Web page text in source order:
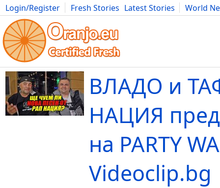
Login/Register Fresh Stories Latest Stories
World
Movies Anime Music Art Cars Advice Science
ВЛАДО и
НАЦИЯ
на PARTY
Videoclip.bg